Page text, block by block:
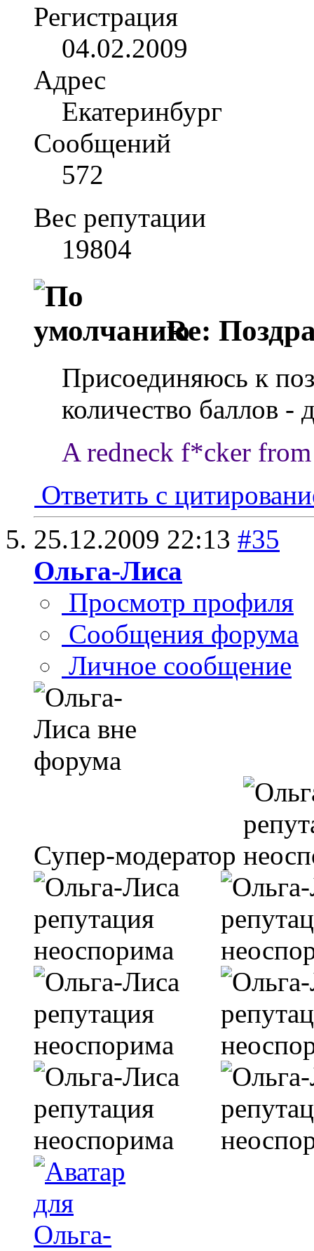
Регистрация
04.02.2009
Адрес
Екатеринбург
Сообщений
572
Вес репутации
19804
Re:
Присоединяюсь к
количество баллов -
A redneck f*cker
Ответить с
25.12.2009 22:13 #35
Ольга-Лиса
Просмотр профиля
Сообщения форума
Личное сообщение
Супер-модератор